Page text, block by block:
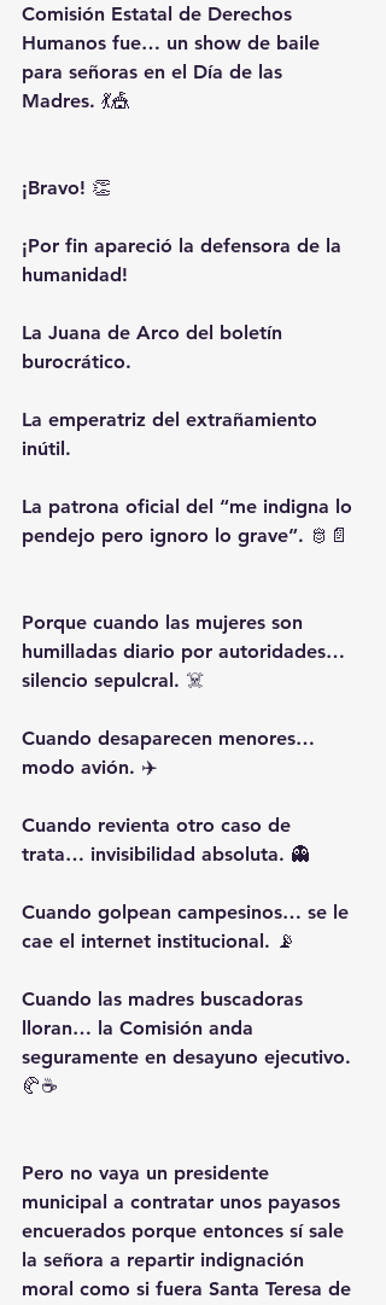
Comisión Estatal de Derechos
Humanos fue… un show de baile
para señoras en el Día de las
Madres. 💃🎪
¡Bravo! 👏
¡Por fin apareció la defensora de la
humanidad!
La Juana de Arco del boletín
burocrático.
La emperatriz del extrañamiento
inútil.
La patrona oficial del “me indigna lo
pendejo pero ignoro lo grave”. 🫅📄
Porque cuando las mujeres son
humilladas diario por autoridades…
silencio sepulcral. ☠️
Cuando desaparecen menores…
modo avión. ✈️
Cuando revienta otro caso de
trata… invisibilidad absoluta. 👻
Cuando golpean campesinos… se le
cae el internet institucional. 📡
Cuando las madres buscadoras
lloran… la Comisión anda
seguramente en desayuno ejecutivo.
🥐☕
Pero no vaya un presidente
municipal a contratar unos payasos
encuerados porque entonces sí sale
la señora a repartir indignación
moral como si fuera Santa Teresa de